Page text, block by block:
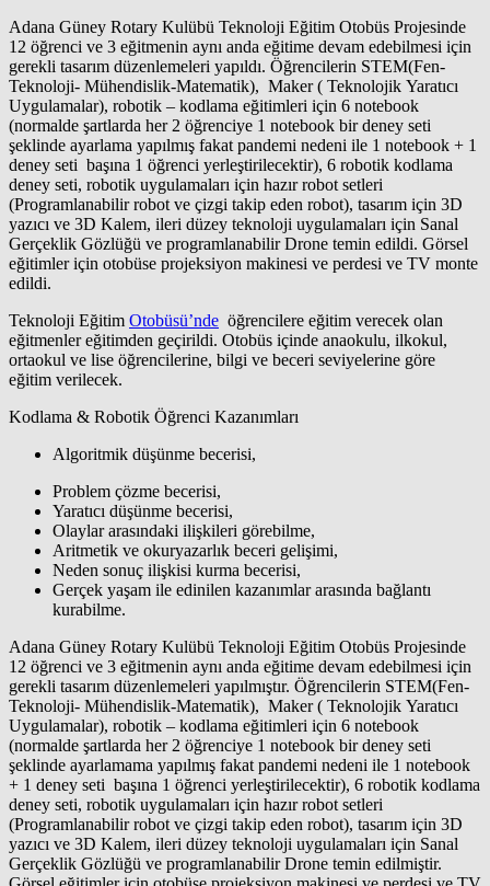
Adana Güney Rotary Kulübü Teknoloji Eğitim Otobüs Projesinde
12 öğrenci ve 3 eğitmenin aynı anda eğitime devam edebilmesi için
gerekli tasarım düzenlemeleri yapıldı. Öğrencilerin STEM(Fen-
Teknoloji- Mühendislik-Matematik), Maker ( Teknolojik Yaratıcı
Uygulamalar), robotik – kodlama eğitimleri için 6 notebook
(normalde şartlarda her 2 öğrenciye 1 notebook bir deney seti
şeklinde ayarlama yapılmış fakat pandemi nedeni ile 1 notebook + 1
deney seti başına 1 öğrenci yerleştirilecektir), 6 robotik kodlama
deney seti, robotik uygulamaları için hazır robot setleri
(Programlanabilir robot ve çizgi takip eden robot), tasarım için 3D
yazıcı ve 3D Kalem, ileri düzey teknoloji uygulamaları için Sanal
Gerçeklik Gözlüğü ve programlanabilir Drone temin edildi. Görsel
eğitimler için otobüse projeksiyon makinesi ve perdesi ve TV monte
edildi.
Teknoloji Eğitim Otobüsü’nde öğrencilere eğitim verecek olan
eğitmenler eğitimden geçirildi. Otobüs içinde anaokulu, ilkokul,
ortaokul ve lise öğrencilerine, bilgi ve beceri seviyelerine göre
eğitim verilecek.
Kodlama & Robotik Öğrenci Kazanımları
Algoritmik düşünme becerisi,
Problem çözme becerisi,
Yaratıcı düşünme becerisi,
Olaylar arasındaki ilişkileri görebilme,
Aritmetik ve okuryazarlık beceri gelişimi,
Neden sonuç ilişkisi kurma becerisi,
Gerçek yaşam ile edinilen kazanımlar arasında bağlantı
kurabilme.
Adana Güney Rotary Kulübü Teknoloji Eğitim Otobüs Projesinde
12 öğrenci ve 3 eğitmenin aynı anda eğitime devam edebilmesi için
gerekli tasarım düzenlemeleri yapılmıştır. Öğrencilerin STEM(Fen-
Teknoloji- Mühendislik-Matematik), Maker ( Teknolojik Yaratıcı
Uygulamalar), robotik – kodlama eğitimleri için 6 notebook
(normalde şartlarda her 2 öğrenciye 1 notebook bir deney seti
şeklinde ayarlamama yapılmış fakat pandemi nedeni ile 1 notebook
+ 1 deney seti başına 1 öğrenci yerleştirilecektir), 6 robotik kodlama
deney seti, robotik uygulamaları için hazır robot setleri
(Programlanabilir robot ve çizgi takip eden robot), tasarım için 3D
yazıcı ve 3D Kalem, ileri düzey teknoloji uygulamaları için Sanal
Gerçeklik Gözlüğü ve programlanabilir Drone temin edilmiştir.